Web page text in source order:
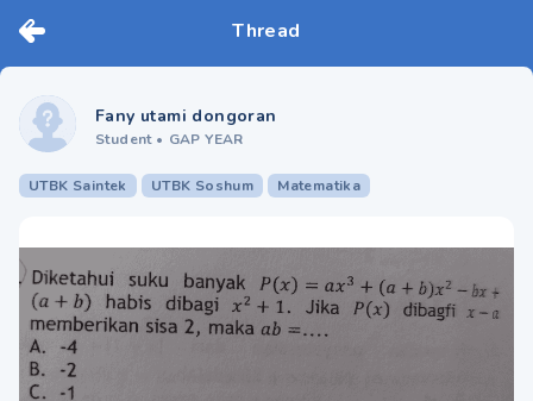
Thread
Fany utami dongoran
Student • GAP YEAR
UTBK Saintek UTBK Soshum Matematika